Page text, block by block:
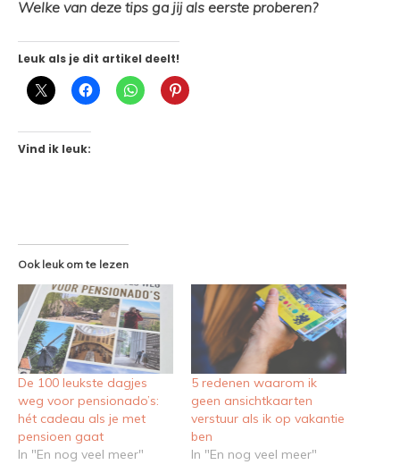
Welke van deze tips ga jij als eerste proberen?
Leuk als je dit artikel deelt!
Vind ik leuk:
Ook leuk om te lezen
De 100 leukste dagjes
weg voor pensionado’s:
hét cadeau als je met
pensioen gaat
In "En nog veel meer"
5 redenen waarom ik
geen ansichtkaarten
verstuur als ik op vakantie
ben
In "En nog veel meer"